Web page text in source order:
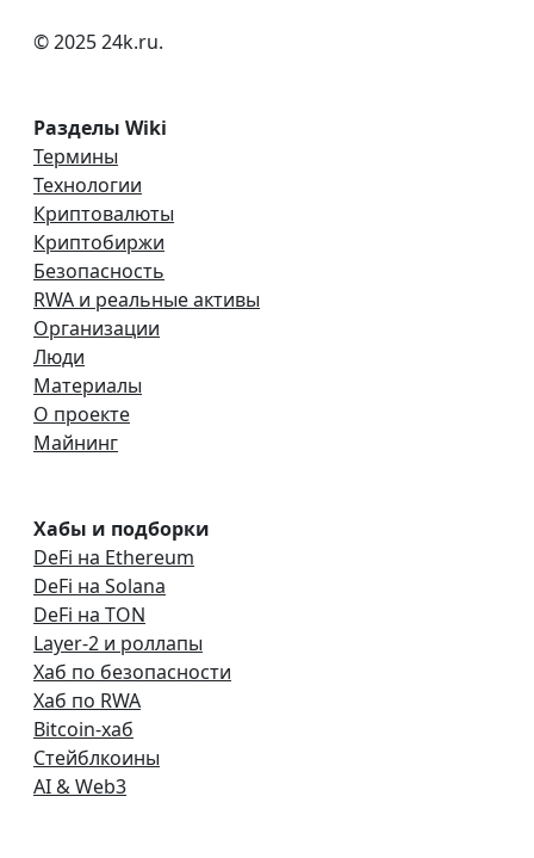
© 2025 24k.ru.
Разделы Wiki
Термины
Технологии
Криптовалюты
Криптобиржи
Безопасность
RWA и реальные активы
Организации
Люди
Материалы
О проекте
Майнинг
Хабы и подборки
DeFi на Ethereum
DeFi на Solana
DeFi на TON
Layer-2 и роллапы
Хаб по безопасности
Хаб по RWA
Bitcoin-хаб
Стейблкоины
AI & Web3